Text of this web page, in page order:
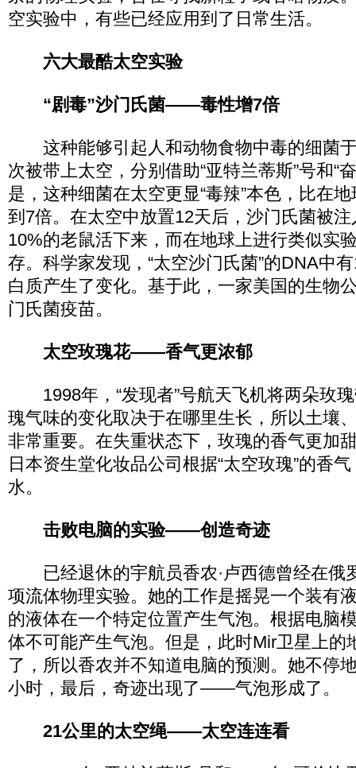
空实验中，有些已经应用到了日常生活。
六大最酷太空实验
“剧毒”沙门氏菌——毒性增7倍
这种能够引起人和动物食物中毒的细菌于
次被带上太空，分别借助“亚特兰蒂斯”号和“
是，这种细菌在太空更显“毒辣”本色，比在
到7倍。在太空中放置12天后，沙门氏菌被
10%的老鼠活下来，而在地球上进行类似实
存。科学家发现，“太空沙门氏菌”的DNA中
白质产生了变化。基于此，一家美国的生物
门氏菌疫苗。
太空玫瑰花——香气更浓郁
1998年，“发现者”号航天飞机将两朵玫
瑰气味的变化取决于在哪里生长，所以土壤
非常重要。在失重状态下，玫瑰的香气更加
日本资生堂化妆品公司根据“太空玫瑰”的香气
水。
击败电脑的实验——创造奇迹
已经退休的宇航员香农·卢西德曾经在俄
项流体物理实验。她的工作是摇晃一个装有
的液体在一个特定位置产生气泡。根据电脑
体不可能产生气泡。但是，此时Mir卫星上的
了，所以香农并不知道电脑的预测。她不停
小时，最后，奇迹出现了——气泡形成了。
21公里的太空绳——太空连连看